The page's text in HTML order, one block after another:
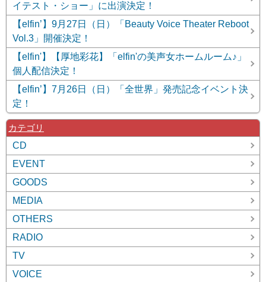
イテスト・ショー」に出演決定！
【elfin’】9月27日（日）「Beauty Voice Theater Reboot
Vol.3」開催決定！
【elfin'】【厚地彩花】「elfin'の美声女ホームルーム♪」
個人配信決定！
【elfin’】7月26日（日）「全世界」発売記念イベント決
定！
カテゴリ
CD
EVENT
GOODS
MEDIA
OTHERS
RADIO
TV
VOICE